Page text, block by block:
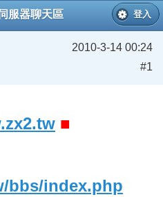
服器聊天區 登入
2010-3-14 00:24
#1
■
bbs/index.php